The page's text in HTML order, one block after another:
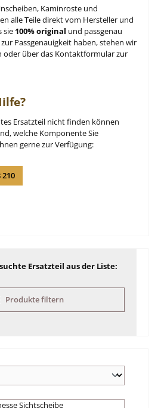
Kaminroste und
alle Teile direkt vom Hersteller und
sie 100% original und passgenau
Passgenauigkeit haben, stehen wir
oder über das Kontaktformular zur
Ersatzteil nicht finden können
welche Komponente Sie
gerne zur Verfügung:
210
Ersatzteil aus der Liste:
Produkte filtern